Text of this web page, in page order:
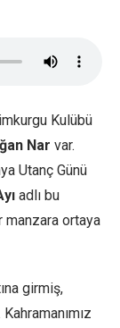
Kulübü
Nar var.
Utanç Günü
adlı bu
manzara ortaya
girmiş,